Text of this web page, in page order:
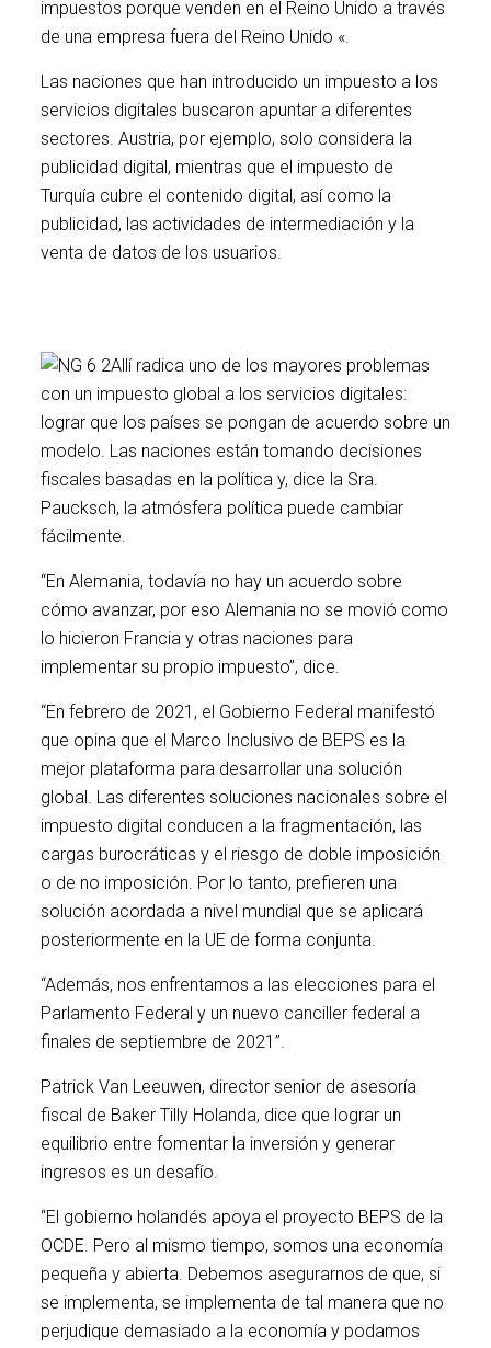
impuestos porque venden en el Reino Unido a través
de una empresa fuera del Reino Unido «.
Las naciones que han introducido un impuesto a los
servicios digitales buscaron apuntar a diferentes
sectores. Austria, por ejemplo, solo considera la
publicidad digital, mientras que el impuesto de
Turquía cubre el contenido digital, así como la
publicidad, las actividades de intermediación y la
venta de datos de los usuarios.
Allí radica uno de los mayores problemas
con un impuesto global a los servicios digitales:
lograr que los países se pongan de acuerdo sobre un
modelo. Las naciones están tomando decisiones
fiscales basadas en la política y, dice la Sra.
Paucksch, la atmósfera política puede cambiar
fácilmente.
“En Alemania, todavía no hay un acuerdo sobre
cómo avanzar, por eso Alemania no se movió como
lo hicieron Francia y otras naciones para
implementar su propio impuesto”, dice.
“En febrero de 2021, el Gobierno Federal manifestó
que opina que el Marco Inclusivo de BEPS es la
mejor plataforma para desarrollar una solución
global. Las diferentes soluciones nacionales sobre el
impuesto digital conducen a la fragmentación, las
cargas burocráticas y el riesgo de doble imposición
o de no imposición. Por lo tanto, prefieren una
solución acordada a nivel mundial que se aplicará
posteriormente en la UE de forma conjunta.
“Además, nos enfrentamos a las elecciones para el
Parlamento Federal y un nuevo canciller federal a
finales de septiembre de 2021”.
Patrick Van Leeuwen, director senior de asesoría
fiscal de Baker Tilly Holanda, dice que lograr un
equilibrio entre fomentar la inversión y generar
ingresos es un desafío.
“El gobierno holandés apoya el proyecto BEPS de la
OCDE. Pero al mismo tiempo, somos una economía
pequeña y abierta. Debemos asegurarnos de que, si
se implementa, se implementa de tal manera que no
perjudique demasiado a la economía y podamos